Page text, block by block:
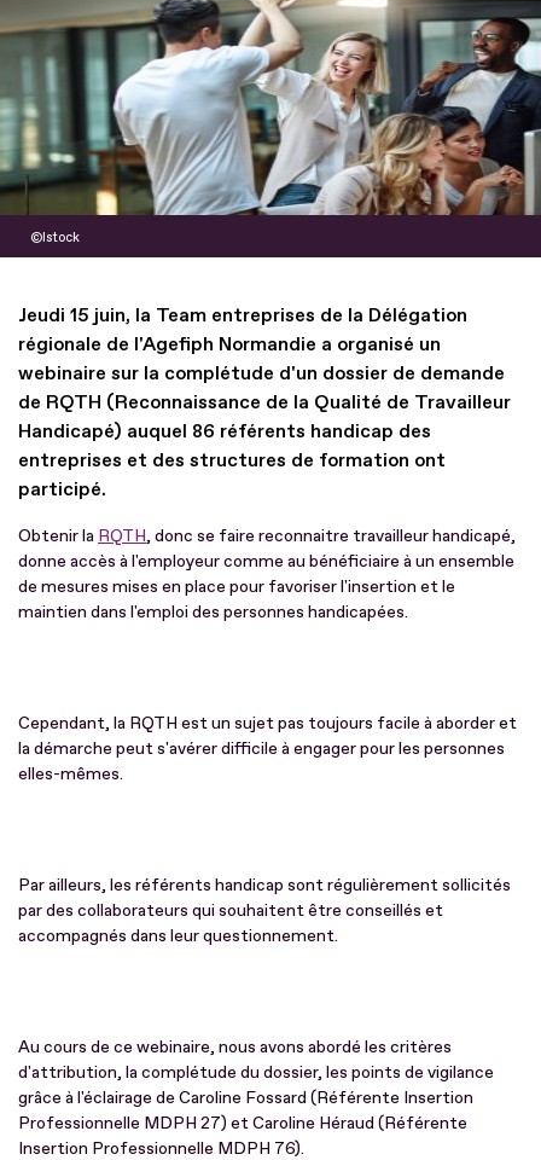
Istock
Jeudi 15 juin, la Team entreprises de la Délégation
régionale de l'Agefiph Normandie a organisé un
webinaire sur la complétude d'un dossier de demande
de RQTH (Reconnaissance de la Qualité de Travailleur
Handicapé) auquel 86 référents handicap des
entreprises et des structures de formation ont
participé.
Obtenir la RQTH, donc se faire reconnaitre travailleur handicapé,
donne accès à l'employeur comme au bénéficiaire à un ensemble
de mesures mises en place pour favoriser l'insertion et le
maintien dans l'emploi des personnes handicapées.
Cependant, la RQTH est un sujet pas toujours facile à aborder et
la démarche peut s'avérer difficile à engager pour les personnes
elles-mêmes.
Par ailleurs, les référents handicap sont régulièrement sollicités
par des collaborateurs qui souhaitent être conseillés et
accompagnés dans leur questionnement.
Au cours de ce webinaire, nous avons abordé les critères
d'attribution, la complétude du dossier, les points de vigilance
grâce à l'éclairage de Caroline Fossard (Référente Insertion
Professionnelle MDPH 27) et Caroline Héraud (Référente
Insertion Professionnelle MDPH 76).